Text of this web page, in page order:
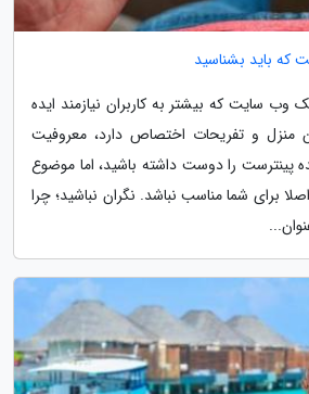
سایت که بیشتر به کاربران نیازمند ایده
منزل و تفریحات اختصاص دارد، معروفیت
پینترست را دوست داشته باشید، اما موضوع
برای شما مناسب نباشد. نگران نباشید؛ چرا